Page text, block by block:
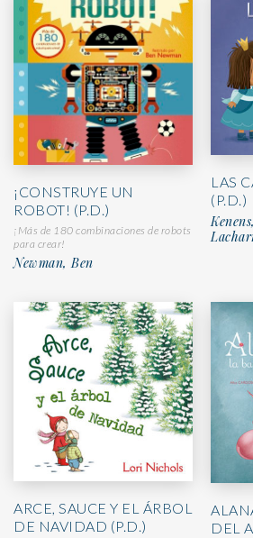
¡CONSTRUYE UN
ROBOT! (P.D.)
¡Más de 180 combinaciones de robots
para crear!
Newman, Ben
LAS
(P.D.)
ARCE, SAUCE Y EL ÁRBOL
DE NAVIDAD (P.D.)
DEL